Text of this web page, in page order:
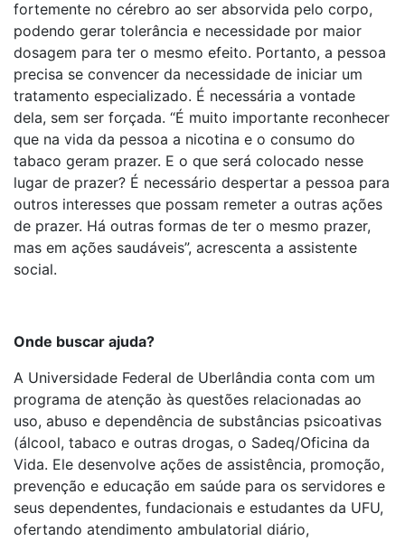
fortemente no cérebro ao ser absorvida pelo corpo,
podendo gerar tolerância e necessidade por maior
dosagem para ter o mesmo efeito. Portanto, a pessoa
precisa se convencer da necessidade de iniciar um
tratamento especializado. É necessária a vontade
dela, sem ser forçada. “É muito importante reconhecer
que na vida da pessoa a nicotina e o consumo do
tabaco geram prazer. E o que será colocado nesse
lugar de prazer? É necessário despertar a pessoa para
outros interesses que possam remeter a outras ações
de prazer. Há outras formas de ter o mesmo prazer,
mas em ações saudáveis”, acrescenta a assistente
social.
Onde buscar ajuda?
A Universidade Federal de Uberlândia conta com um
programa de atenção às questões relacionadas ao
uso, abuso e dependência de substâncias psicoativas
(álcool, tabaco e outras drogas, o Sadeq/Oficina da
Vida. Ele desenvolve ações de assistência, promoção,
prevenção e educação em saúde para os servidores e
seus dependentes, fundacionais e estudantes da UFU,
ofertando atendimento ambulatorial diário,